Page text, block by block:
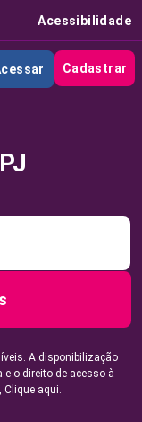
Acessibilidade
Cadastrar
A disponibilização
o direito de acesso à
Clique aqui.